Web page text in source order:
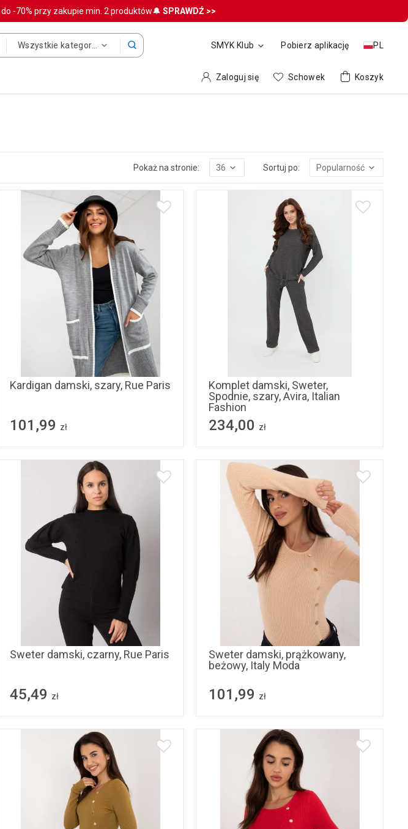
do -70% przy zakupie min. 2 produktów🔔 SPRAWDŹ >>
SMYK Klub Pobierz aplikację PL
Zaloguj się Schowek Koszyk
Pokaż na stronie: 36 Sortuj po: Popularność
uniwersalny
Kardigan damski, szary, Rue Paris
101,99 zł
Komplet damski, Sweter,
Spodnie, szary, Avira, Italian
Fashion
234,00 zł
uniwersalny
Sweter damski, czarny, Rue Paris
45,49 zł
S/M L/XL
Sweter damski, prążkowany,
beżowy, Italy Moda
101,99 zł